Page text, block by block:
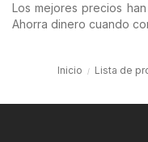
Los mejores precios
Ahorra dinero cuando
Inicio Lista de